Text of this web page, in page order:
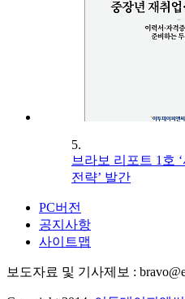
5.
브라보 리포트 1호
전략’ 발간
PC버전
공지사항
사이트맵
보도자료 및 기사제보 :